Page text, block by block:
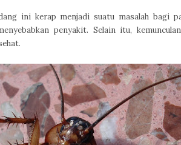
ini kerap menjadi suatu masalah bagi
penyakit. Selain itu,